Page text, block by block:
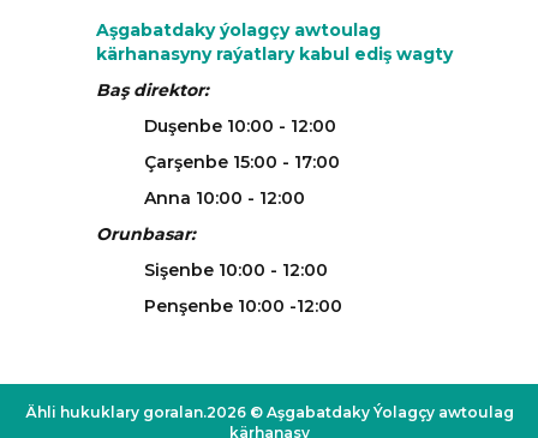
Aşgabatdaky ýolagçy awtoulag
kärhanasyny raýatlary kabul ediş wagty
Baş direktor:
Duşenbe 10:00 - 12:00
Çarşenbe 15:00 - 17:00
Anna 10:00 - 12:00
Orunbasar:
Sişenbe 10:00 - 12:00
Penşenbe 10:00 -12:00
Ähli hukuklary goralan.2026 © Aşgabatdaky Ýolagçy awtoulag
kärhanasy